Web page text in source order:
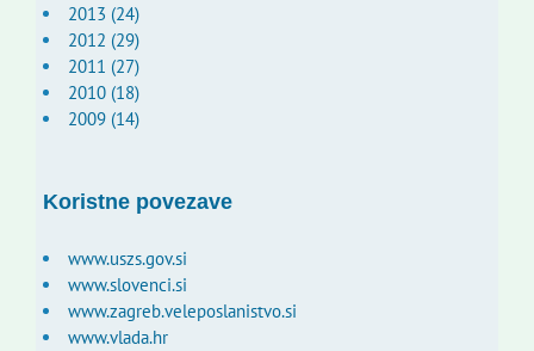
2013 (24)
2012 (29)
2011 (27)
2010 (18)
2009 (14)
Koristne povezave
www.uszs.gov.si
www.slovenci.si
www.zagreb.veleposlanistvo.si
www.vlada.hr